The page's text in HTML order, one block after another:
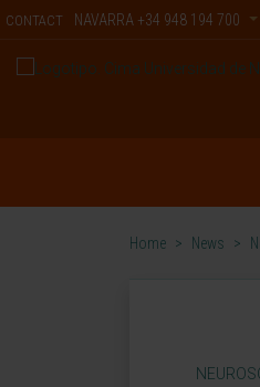
CONTACT NAVARRA +34 948 194 700
Home > News >